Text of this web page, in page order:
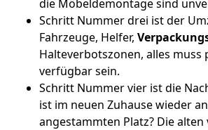
die Möbeldemontage sind
Schritt Nummer drei ist der
Fahrzeuge, Helfer,
Halteverbotszonen, alles muss
verfügbar sein.
Schritt Nummer vier ist die
ist im neuen Zuhause wieder
angestammten Platz? Die alten